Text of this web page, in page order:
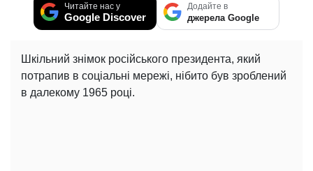
Читайте нас у
Google Discover
Додайте в
джерела Google
Шкільний знімок російського президента, який
потрапив в соціальні мережі, нібито був зроблений
в далекому 1965 році.